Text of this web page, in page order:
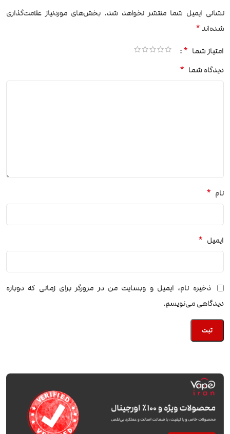
نشانی ایمیل شما منتشر نخواهد شد. بخش‌های موردنیاز علامت‌گذاری
شده‌اند*
امتیاز شما *
دیدگاه شما *
نام *
ایمیل *
ذخیره نام، ایمیل و وبسایت من در مرورگر برای زمانی که دوباره
دیدگاهی می‌نویسم.